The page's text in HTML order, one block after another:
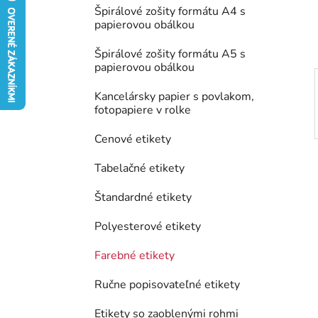
Špirálové zošity formátu A4 s
papierovou obálkou
Špirálové zošity formátu A5 s
papierovou obálkou
Kancelársky papier s povlakom,
fotopapiere v rolke
Cenové etikety
Tabelačné etikety
Štandardné etikety
Polyesterové etikety
Farebné etikety
Ručne popisovateľné etikety
Etikety so zaoblenými rohmi